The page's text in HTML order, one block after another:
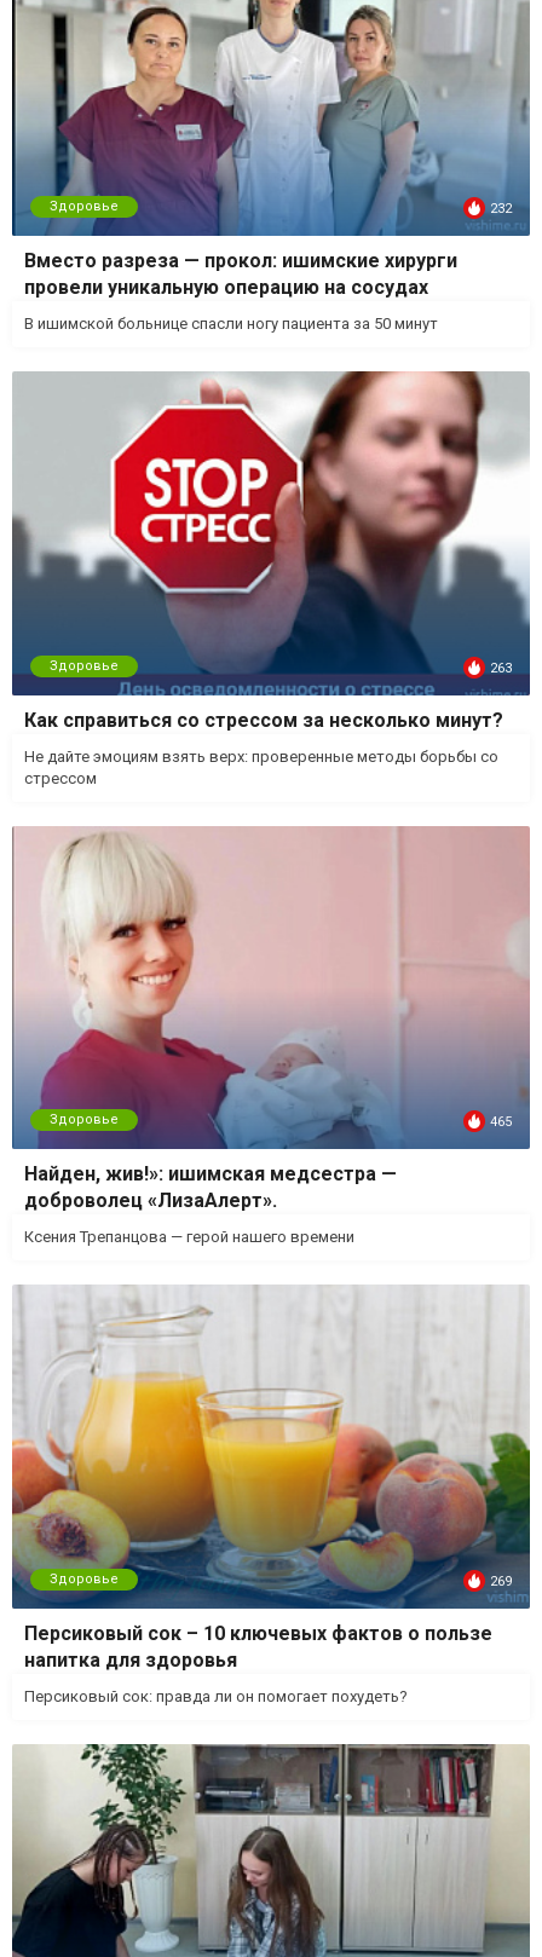
Здоровье 232
Вместо разреза — прокол: ишимские хирурги
провели уникальную операцию на сосудах
В ишимской больнице спасли ногу пациента за 50 минут
Здоровье 263
Как справиться со стрессом за несколько минут?
Не дайте эмоциям взять верх: проверенные методы борьбы со
стрессом
Здоровье 465
Найден, жив!»: ишимская медсестра —
доброволец «ЛизаАлерт».
Ксения Трепанцова — герой нашего времени
Здоровье 269
Персиковый сок – 10 ключевых фактов о пользе
напитка для здоровья
Персиковый сок: правда ли он помогает похудеть?